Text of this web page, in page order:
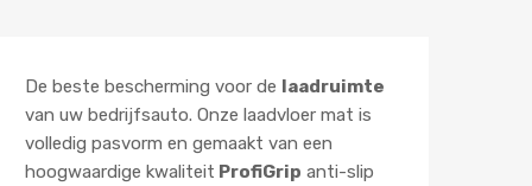
De beste bescherming voor de laadruimte
van uw bedrijfsauto. Onze laadvloer mat is
volledig pasvorm en gemaakt van een
hoogwaardige kwaliteit ProfiGrip anti-slip